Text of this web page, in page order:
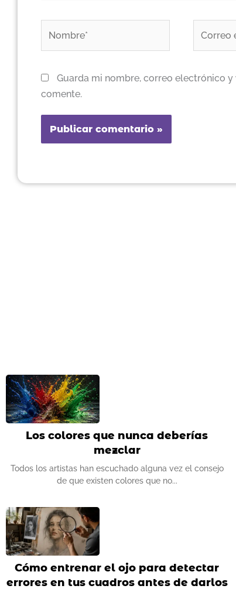
Guarda mi nombre, correo electrónico
comente.
Los colores que nunca deberías
mezclar
Todos los artistas han escuchado alguna vez el consejo
de que existen colores que no
Cómo entrenar el ojo para detectar
errores en tus cuadros antes de darlos